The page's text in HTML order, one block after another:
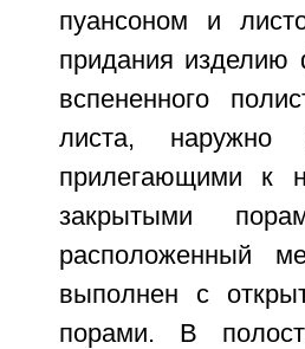
пуансоном и
придания
вспененного
листа, наружно
прилегающими к
закрытыми
расположенный
выполнен с
порами. В